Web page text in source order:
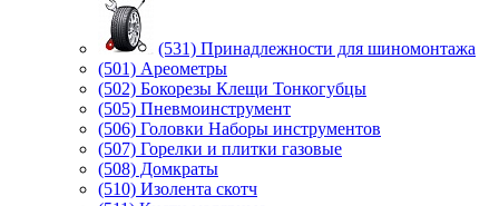
(531) Принадлежности для шиномонтажа
(501) Ареометры
(502) Бокорезы Клещи Тонкогубцы
(505) Пневмоинструмент
(506) Головки Наборы инструментов
(507) Горелки и плитки газовые
(508) Домкраты
(510) Изолента скотч